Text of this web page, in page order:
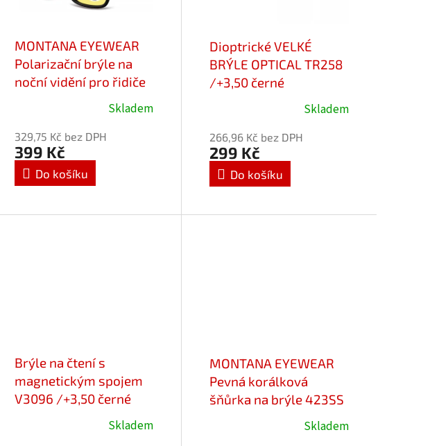
MONTANA EYEWEAR
Polarizační brýle na
noční vidění pro řidiče
MONTANA MP183C
produktu
je
5,0
z
Skladem
329,75 Kč bez DPH
399 Kč
Do košíku
Dioptrické VELKÉ
BRÝLE OPTICAL TR258
/+3,50 černé
produktu
je
5,0
z
Skladem
266,96 Kč bez DPH
299 Kč
Do košíku
Brýle na čtení s
magnetickým spojem
V3096 /+3,50 černé
Skladem
MONTANA EYEWEAR
Pevná korálková
šňůrka na brýle 423SS
Skladem